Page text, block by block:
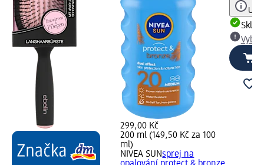
299,00 Kč
200 ml (149,50 Kč za 100
ml)
NIVEA SUNsprej na